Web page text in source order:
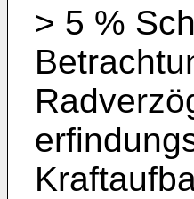
> 5 %